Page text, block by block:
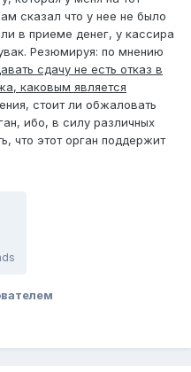
сказал что у нее не было
в приеме денег, у кассира
Резюмируя: по мнению
сдачу не есть отказ в
каковым является
стоит ли обжаловать
ибо, в силу различных
что этот орган поддержит